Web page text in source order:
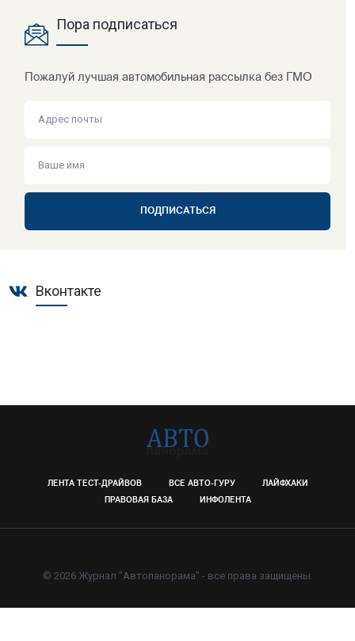
Пора подписаться
Пожалуй лучшая автомобильная рассылка без ГМО
ПОДПИСАТЬСЯ
Вконтакте
ЛЕНТА ТЕСТ-ДРАЙВОВ ВСЕ АВТО-ГУРУ
ЛАЙФХАКИ
ПРАВОВАЯ БАЗА
ИНФОЛЕНТА
© 2026 Журнал "Автопанорама" - все права защищены.